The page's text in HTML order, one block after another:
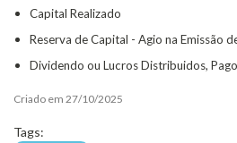
Capital Realizado
Reserva de Capital - Agio na Emissão
Dividendo ou Lucros Distribuidos,
Criado em 27/10/2025
Tags: